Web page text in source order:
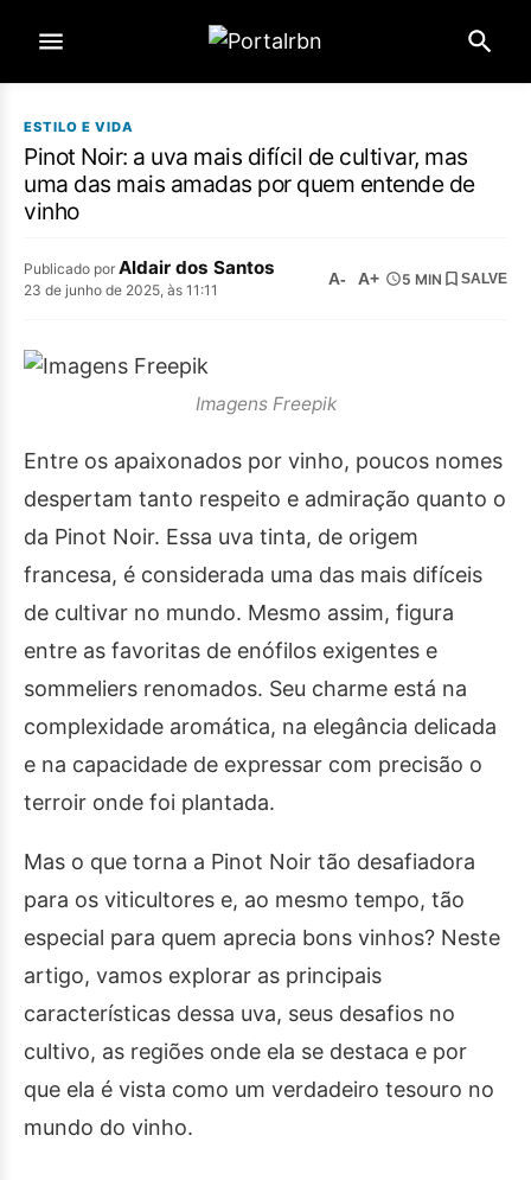
ESTILO E VIDA
Pinot Noir: a uva mais difícil de cultivar, mas
uma das mais amadas por quem entende de
vinho
Publicado por Aldair dos Santos
23 de junho de 2025, às 11:11
A- A+ 5 MIN SALVE
Imagens Freepik
Entre os apaixonados por vinho, poucos nomes
despertam tanto respeito e admiração quanto o
da Pinot Noir. Essa uva tinta, de origem
francesa, é considerada uma das mais difíceis
de cultivar no mundo. Mesmo assim, figura
entre as favoritas de enófilos exigentes e
sommeliers renomados. Seu charme está na
complexidade aromática, na elegância delicada
e na capacidade de expressar com precisão o
terroir onde foi plantada.
Mas o que torna a Pinot Noir tão desafiadora
para os viticultores e, ao mesmo tempo, tão
especial para quem aprecia bons vinhos? Neste
artigo, vamos explorar as principais
características dessa uva, seus desafios no
cultivo, as regiões onde ela se destaca e por
que ela é vista como um verdadeiro tesouro no
mundo do vinho.